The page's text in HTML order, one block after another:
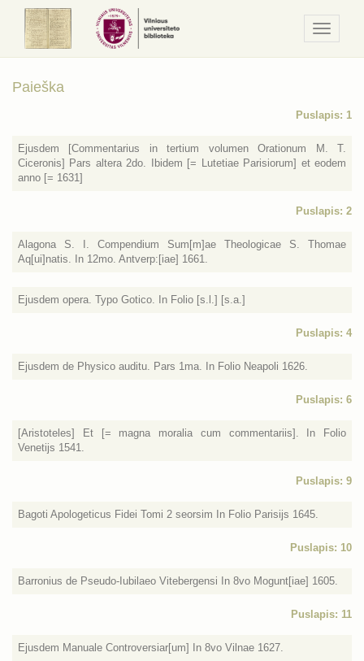
/
Meniu
Paieška
Puslapis: 1
Ejusdem [Commentarius in tertium volumen Orationum M. T.
Ciceronis] Pars altera 2do. Ibidem [= Lutetiae Parisiorum] et eodem
anno [= 1631]
Puslapis: 2
Alagona S. I. Compendium Sum[m]ae Theologicae S. Thomae
Aq[ui]natis. In 12mo. Antverp:[iae] 1661.
Ejusdem opera. Typo Gotico. In Folio [s.l.] [s.a.]
Puslapis: 4
Ejusdem de Physico auditu. Pars 1ma. In Folio Neapoli 1626.
Puslapis: 6
[Aristoteles] Et [= magna moralia cum commentariis]. In Folio
Venetijs 1541.
Puslapis: 9
Bagoti Apologeticus Fidei Tomi 2 seorsim In Folio Parisijs 1645.
Puslapis: 10
Barronius de Pseudo-Iubilaeo Vitebergensi In 8vo Mogunt[iae] 1605.
Puslapis: 11
Ejusdem Manuale Controversiar[um] In 8vo Vilnae 1627.